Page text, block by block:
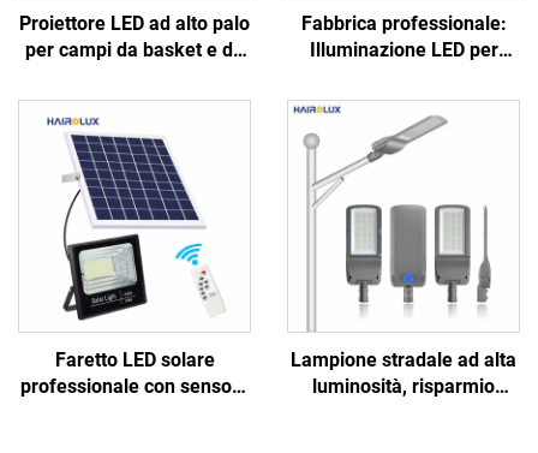
Proiettore LED ad alto palo
per campi da basket e da
stadi e impianti sportivi,
proiettore floodlight IP66
IK10
Fabbrica professionale:
Illuminazione LED per
calcio, IP65, potenze 100
W, 200 W, 300 W, 400 W,
600 W, 800 W, 1000 W, per
Faretto LED solare
professionale con sensore
Lampione stradale ad alta
luminosità, risparmio